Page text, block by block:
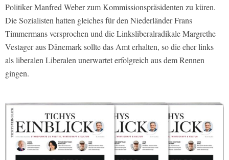
Politiker Manfred Weber zum Kommissionspräsidenten zu küren.
Die Sozialisten hatten gleiches für den Niederländer Frans
Timmermans versprochen und die Linksliberalradikale Margrethe
Vestager aus Dänemark sollte das Amt erhalten, so die eher links
als liberalen Liberalen unerwartet erfolgreich aus dem Rennen
gingen.